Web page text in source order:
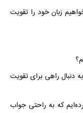
زبان خود را تقویت
راهی برای تقویت
که به راحتی جواب